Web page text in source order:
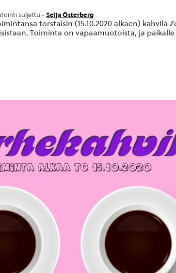
suljettu - Seija Österberg
torstaisin (15.10.2020 alkaen) kahvila
Toiminta on vapaamuotoista, ja